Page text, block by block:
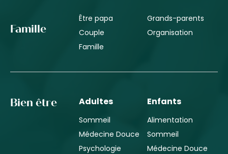
Famille
Être papa
Couple
Famille
Grands-parents
Organisation
Bien être Adultes
Sommeil
Médecine Douce
Psychologie
Enfants
Alimentation
Sommeil
Médecine Douce